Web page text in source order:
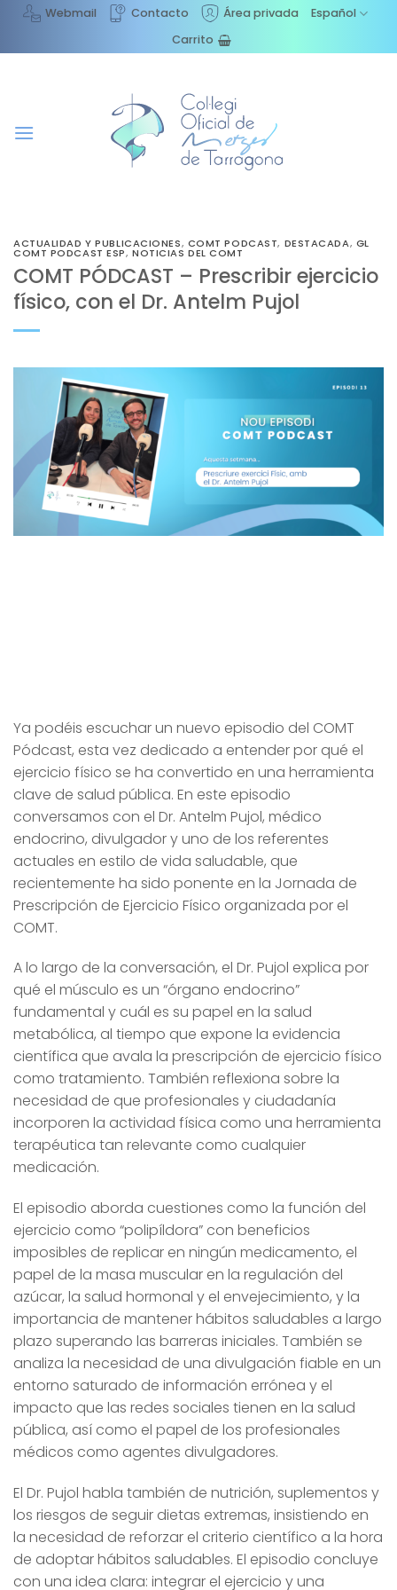
Saltar
contenido
Webmail Contacto Área privada
Español
Carrito
ACTUALIDAD Y PUBLICACIONES, COMT PODCAST, DESTACADA, GL
COMT PODCAST ESP,NOTICIAS DEL COMT
COMT PÓDCAST – Prescribir ejercicio
físico, con el Dr. Antelm Pujol
Ya podéis escuchar un nuevo episodio del COMT
Pódcast, esta vez dedicado a entender por qué el
ejercicio físico se ha convertido en una herramienta
clave de salud pública. En este episodio
conversamos con el Dr. Antelm Pujol, médico
endocrino, divulgador y uno de los referentes
actuales en estilo de vida saludable, que
recientemente ha sido ponente en la Jornada de
Prescripción de Ejercicio Físico organizada por el
COMT.
A lo largo de la conversación, el Dr. Pujol explica por
qué el músculo es un “órgano endocrino”
fundamental y cuál es su papel en la salud
metabólica, al tiempo que expone la evidencia
científica que avala la prescripción de ejercicio físico
como tratamiento. También reflexiona sobre la
necesidad de que profesionales y ciudadanía
incorporen la actividad física como una herramienta
terapéutica tan relevante como cualquier
medicación.
El episodio aborda cuestiones como la función del
ejercicio como “polipíldora” con beneficios
imposibles de replicar en ningún medicamento, el
papel de la masa muscular en la regulación del
azúcar, la salud hormonal y el envejecimiento, y la
importancia de mantener hábitos saludables a largo
plazo superando las barreras iniciales. También se
analiza la necesidad de una divulgación fiable en un
entorno saturado de información errónea y el
impacto que las redes sociales tienen en la salud
pública, así como el papel de los profesionales
médicos como agentes divulgadores.
El Dr. Pujol habla también de nutrición, suplementos y
los riesgos de seguir dietas extremas, insistiendo en
la necesidad de reforzar el criterio científico a la hora
de adoptar hábitos saludables. El episodio concluye
con una idea clara: integrar el ejercicio y una